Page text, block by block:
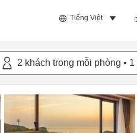
Tiếng Việt
2 khách trong mỗi phòng • 1